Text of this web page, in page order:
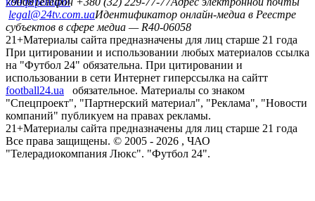
legal@24tv.com.uaИдентификатор онлайн-медиа в Реестре
субъектов в сфере медиа — R40-06058
21+Материалы сайта предназначены для лиц старше 21 года
При цитировании и использовании любых материалов ссылка
на "Футбол 24" обязательна. При цитировании и
использовании в сети Интернет гиперссылка на сайтт
football24.ua
обязательное. Материалы со знаком
"Спецпроект", "Партнерский материал", "Реклама", "Новости
компаний" публикуем на правах рекламы.
21+Материалы сайта предназначены для лиц старше 21 года
Все права защищены. © 2005 - 2026 , ЧАО
"Телерадиокомпания Люкс". "Футбол 24".